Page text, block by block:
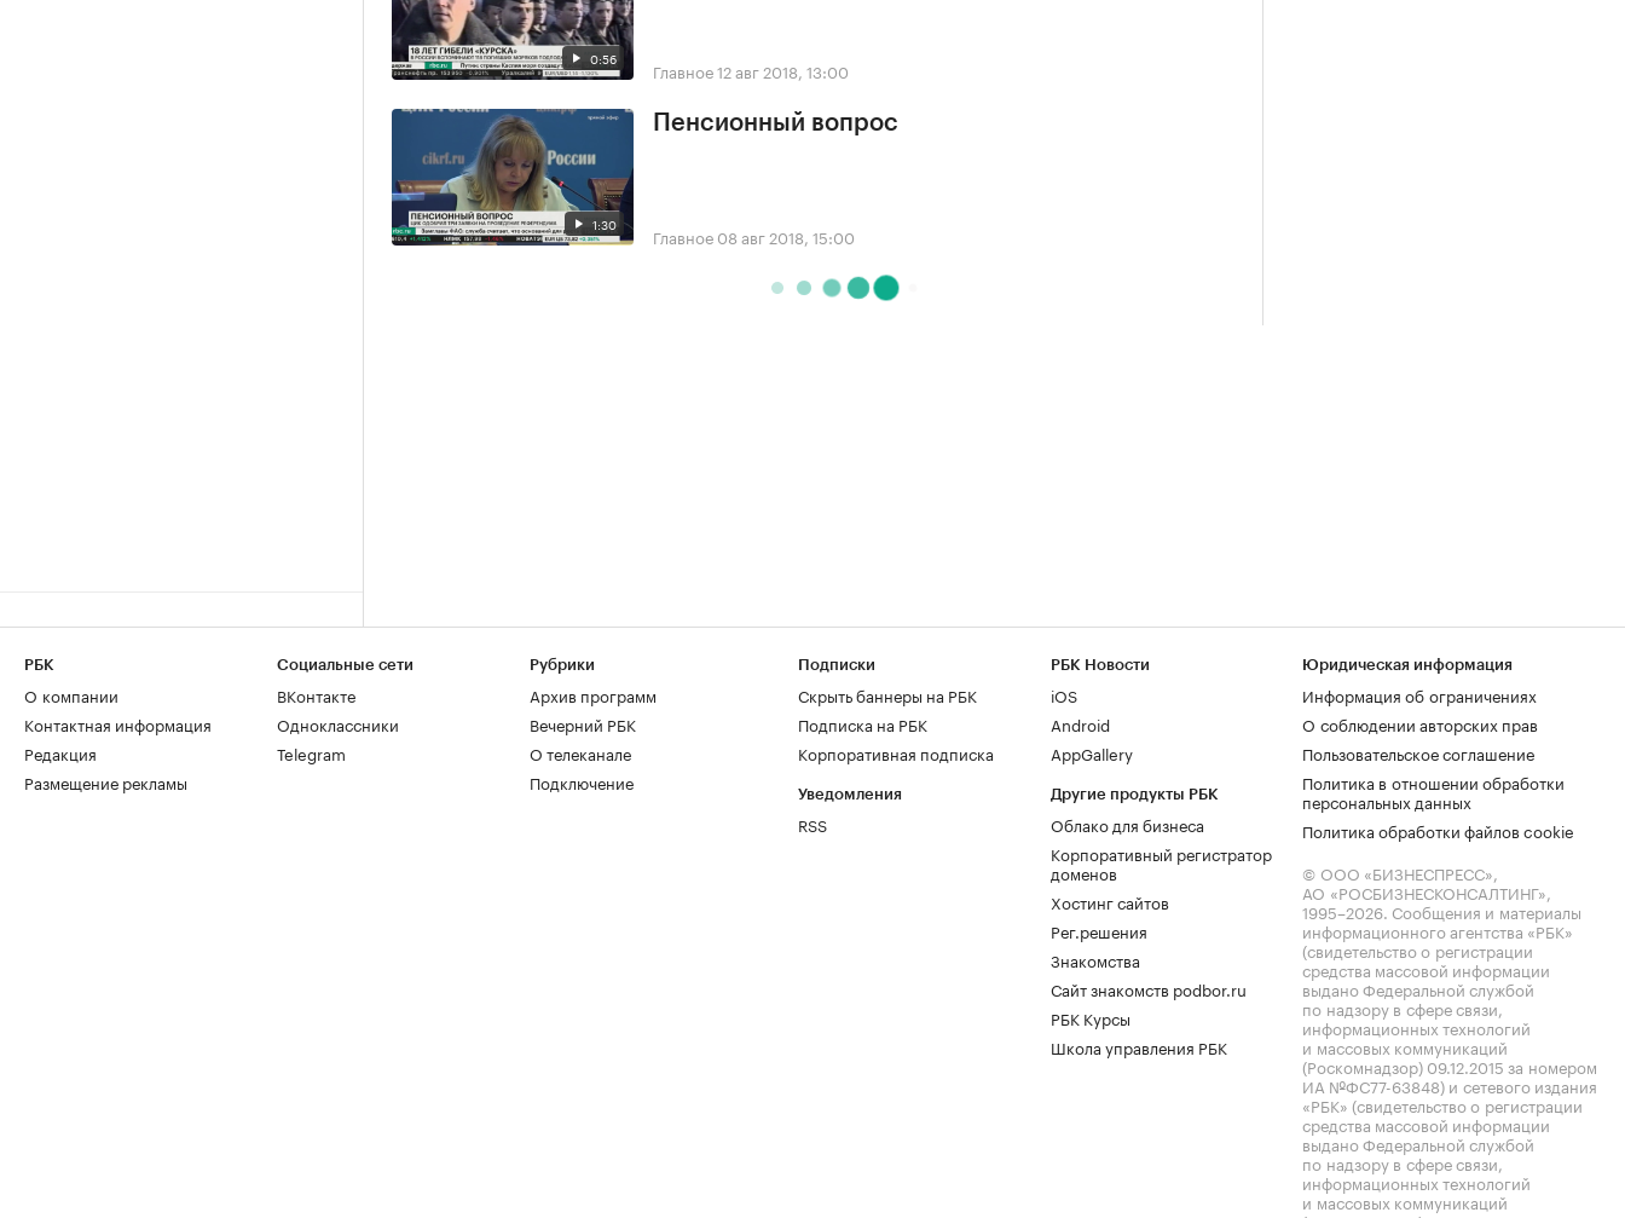
0:56 Главное12 авг 2018, 13:00
1:30
Пенсионный вопрос
Главное 08 авг 2018, 15:00
РБК
О компании
Контактная информация
Редакция
Размещение рекламы
Социальные сети
ВКонтакте
Одноклассники
Telegram
Рубрики
Архив программ
Вечерний РБК
О телеканале
Подключение
Подписки
Скрыть баннеры на РБК
Подписка на РБК
Корпоративная подписка
Уведомления
RSS
РБК Новости
iOS
Android
AppGallery
Другие продукты РБК
Облако для бизнеса
Корпоративный регистратор
доменов
Хостинг сайтов
Рег.решения
Знакомства
Сайт знакомств podbor.ru
РБК Курсы
Школа управления РБК
Юридическая информация
Информация об ограничениях
О соблюдении авторских прав
Пользовательское соглашение
Политика в отношении обработки
персональных данных
Политика обработки файлов cookie
© ООО «БИЗНЕСПРЕСС»,
АО «РОСБИЗНЕСКОНСАЛТИНГ»,
1995–2026. Сообщения и материалы
информационного агентства «РБК»
(свидетельство о регистрации
средства массовой информации
выдано Федеральной службой
по надзору в сфере связи,
информационных технологий
и массовых коммуникаций
(Роскомнадзор) 09.12.2015 за номером
ИА №ФС77-63848) и сетевого издания
«РБК» (свидетельство о регистрации
средства массовой информации
выдано Федеральной службой
по надзору в сфере связи,
информационных технологий
и массовых коммуникаций